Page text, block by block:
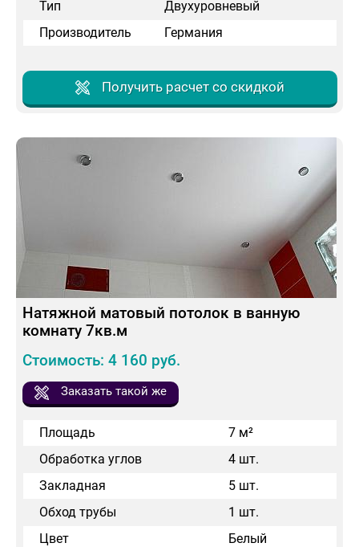
Тип
Двухуровневый
Производитель
Германия
Получить расчет со скидкой
Натяжной матовый потолок в ванную
комнату 7кв.м
Стоимость: 4 160 руб.
Заказать такой же
Площадь
7 м²
Обработка углов
4 шт.
Закладная
5 шт.
Обход трубы
1 шт.
Цвет
Белый